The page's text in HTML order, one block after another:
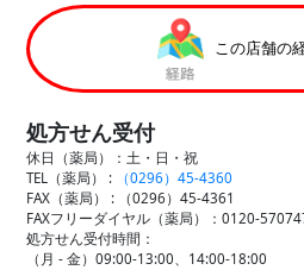
この店舗の
処方せん受付
休日（薬局）：土・日・祝
TEL（薬局） :
（0296）45-4360
FAX（薬局） :
（0296）45-4361
FAXフリーダイヤル（薬局）：0120-
処方せん受付時間：
（月 - 金）09:00-13:00、14:00-18:00